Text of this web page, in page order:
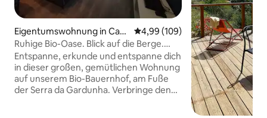
Eigentumswohnung in Cast
elo Branco
Durchschnittliche Bewertung:
4,99 (109)
Ruhige Bio-Oase. Blick auf die Berge.
Schnelles WLAN
Entspanne, erkunde und entspanne dich
in dieser großen, gemütlichen Wohnung
auf unserem Bio-Bauernhof, am Fuße
der Serra da Gardunha. Verbringe den